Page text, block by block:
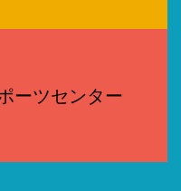
ーツセンター